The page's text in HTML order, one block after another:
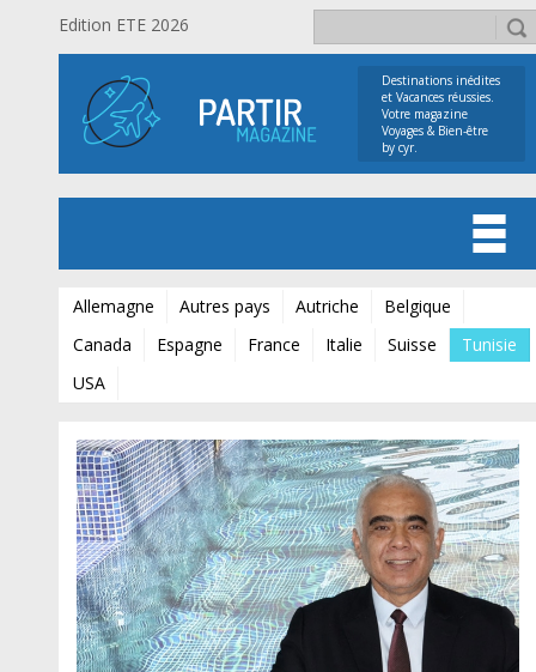
Edition ETE 2026
Destinations inédites
et Vacances réussies.
Votre magazine
Voyages & Bien-être
by cyr.
Allemagne Autres pays Autriche
Belgique
Canada
Espagne France Italie Suisse
Tunisie
USA